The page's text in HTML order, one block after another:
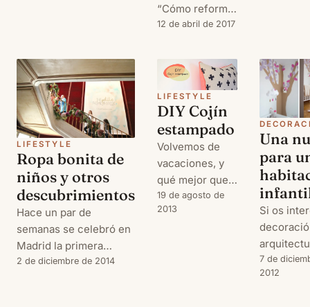
así no sólo evitaremos
pagar más de lo
necesario, sino que ad
“Cómo reformar
tu casa y no
intento”, y en
esta ocasión os
quiero hablar de
domótica y de
casas
inteligentes,
¿venís
conmigo?
12 de abril de 2017
muy fácil
bonito
que
poneros
decorar
hogar.
LIFESTYLE
Ropa bonita de
niños y otros
descubrimientos
Hace un par de
semanas se celebró en
Madrid la primera
pasarela de ropa para
2 de diciembre de 2014
LIFESTYLE
DIY Cojín
estampado
Volvemos de
vacaciones, y
qué mejor que
con
este DIY que he
19 de agosto de
2013
Una
para
Si os
desde
invito a
7 de
2012